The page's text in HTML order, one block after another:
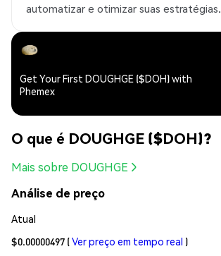
automatizar e otimizar suas estratégias.
Get Your First DOUGHGE ($DOH) with
Phemex
O que é DOUGHGE ($DOH)?
Mais sobre DOUGHGE
Análise de preço
Atual
$0.00000497 (Ver preço em tempo real )